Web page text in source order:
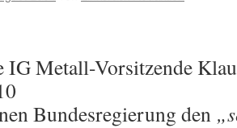
IG Metall-Vorsitzende
Bundesregierung den